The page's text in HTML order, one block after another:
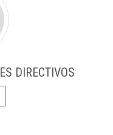
DIRECTIVOS